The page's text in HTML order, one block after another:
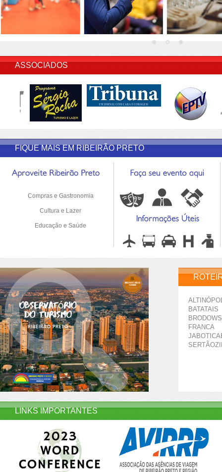
ASSOCIADOS
FIQUE MAIS EM RIBEIRÃO PRETO
Compras e Gastronomia
Cultura e Lazer
Educação e Saúde
BATATAIS
FRANCA
LINKS IMPORTANTES